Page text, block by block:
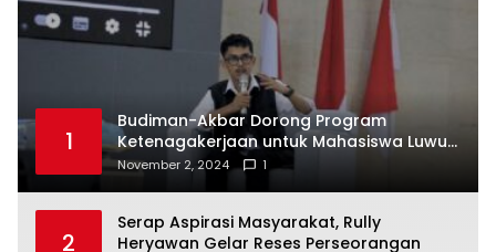
1
Budiman-Akbar Dorong Program
Ketenagakerjaan untuk Mahasiswa Luwu
Timur, Juru Bicara: Ini Peluang Nyata bagi
November 2, 2024 1
2
Serap Aspirasi Masyarakat, Rully
Heryawan Gelar Reses Perseorangan